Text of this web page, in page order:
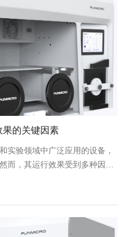
果的关键因素
实验领域中广泛应用的设备，
而，其运行效果受到多种因素
，共同决定了其性能。